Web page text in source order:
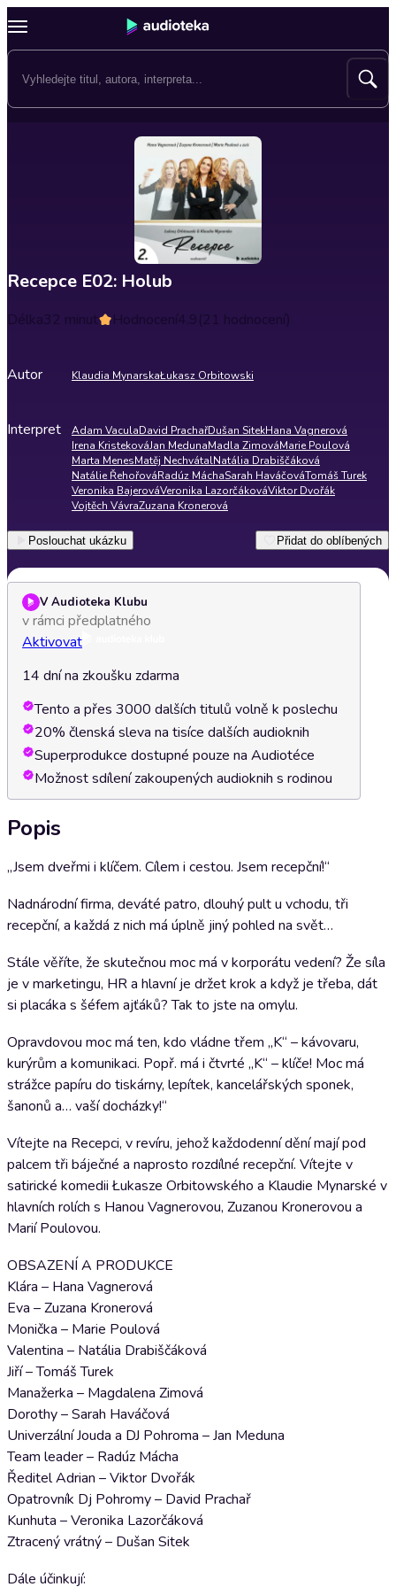
Recepce E02: Holub
Délka32 minut Hodnocení4.9(21 hodnocení)
Autor Klaudia MynarskaŁukasz Orbitowski
Interpret Adam VaculaDavid PrachařDušan SitekHana Vagnerová
Irena KristekováJan MedunaMadla ZimováMarie Poulová
Marta MenesMatěj NechvátalNatália Drabiščáková
Natálie ŘehořováRadúz MáchaSarah HaváčováTomáš Turek
Veronika BajerováVeronika LazorčákováViktor Dvořák
Vojtěch VávraZuzana Kronerová
Poslouchat ukázku Přidat do oblíbených
V Audioteka Klubu
v rámci předplatného
Aktivovat
14 dní na zkoušku zdarma
Tento a přes 3000 dalších titulů volně k poslechu
20% členská sleva na tisíce dalších audioknih
Superprodukce dostupné pouze na Audiotéce
Možnost sdílení zakoupených audioknih s rodinou
Popis
„Jsem dveřmi i klíčem. Cílem i cestou. Jsem recepční!“
Nadnárodní firma, deváté patro, dlouhý pult u vchodu, tři
recepční, a každá z nich má úplně jiný pohled na svět…
Stále věříte, že skutečnou moc má v korporátu vedení? Že síla
je v marketingu, HR a hlavní je držet krok a když je třeba, dát
si placáka s šéfem ajťáků? Tak to jste na omylu.
Opravdovou moc má ten, kdo vládne třem „K“ – kávovaru,
kurýrům a komunikaci. Popř. má i čtvrté „K“ – klíče! Moc má
strážce papíru do tiskárny, lepítek, kancelářských sponek,
šanonů a… vaší docházky!“
Vítejte na Recepci, v revíru, jehož každodenní dění mají pod
palcem tři báječné a naprosto rozdílné recepční. Vítejte v
satirické komedii Łukasze Orbitowského a Klaudie Mynarské v
hlavních rolích s Hanou Vagnerovou, Zuzanou Kronerovou a
Marií Poulovou.
OBSAZENÍ A PRODUKCE
Klára – Hana Vagnerová
Eva – Zuzana Kronerová
Monička – Marie Poulová
Valentina – Natália Drabiščáková
Jiří – Tomáš Turek
Manažerka – Magdalena Zimová
Dorothy – Sarah Haváčová
Univerzální Jouda a DJ Pohroma – Jan Meduna
Team leader – Radúz Mácha
Ředitel Adrian – Viktor Dvořák
Opatrovník Dj Pohromy – David Prachař
Kunhuta – Veronika Lazorčáková
Ztracený vrátný – Dušan Sitek
Dále účinkují: